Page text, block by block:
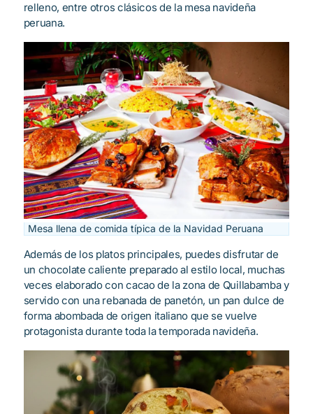
relleno, entre otros clásicos de la mesa navideña
peruana.
Mesa llena de comida típica de la Navidad Peruana
Además de los platos principales, puedes disfrutar de
un chocolate caliente preparado al estilo local, muchas
veces elaborado con cacao de la zona de Quillabamba y
servido con una rebanada de panetón, un pan dulce de
forma abombada de origen italiano que se vuelve
protagonista durante toda la temporada navideña.